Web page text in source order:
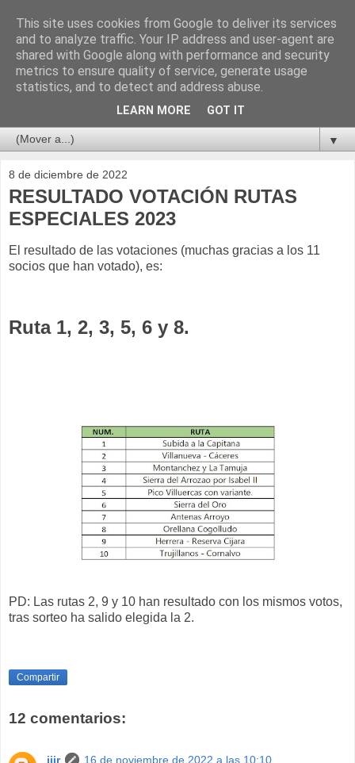
▼
8 de diciembre de 2022
RESULTADO VOTACIÓN RUTAS
ESPECIALES 2023
El resultado de las votaciones (muchas gracias a los 11
socios que han votado), es:
Ruta 1, 2, 3, 5, 6 y 8.
PD: Las rutas 2, 9 y 10 han resultado con los mismos votos,
tras sorteo ha salido elegida la 2.
Compartir
12 comentarios:
jjjr
16 de noviembre de 2022 a las 10:10
This site uses cookies from Google to deliver its services
and to analyze traffic. Your IP address and user-agent are
shared with Google along with performance and security
metrics to ensure quality of service, generate usage
statistics, and to detect and address abuse.
LEARN MORE GOT IT